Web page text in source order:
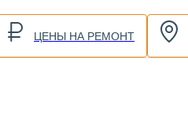
ЦЕНЫ НА РЕМОНТ